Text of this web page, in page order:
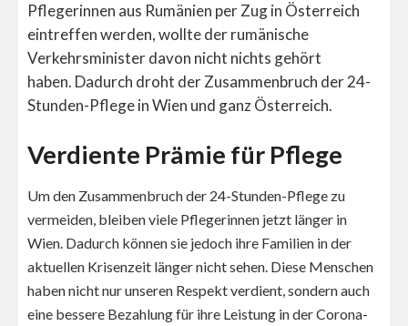
Pflegerinnen aus Rumänien per Zug in Österreich
eintreffen werden, wollte der rumänische
Verkehrsminister davon nicht nichts gehört
haben. Dadurch droht der Zusammenbruch der 24-
Stunden-Pflege in Wien und ganz Österreich.
Verdiente Prämie für Pflege
Um den Zusammenbruch der 24-Stunden-Pflege zu
vermeiden, bleiben viele Pflegerinnen jetzt länger in
Wien. Dadurch können sie jedoch ihre Familien in der
aktuellen Krisenzeit länger nicht sehen. Diese Menschen
haben nicht nur unseren Respekt verdient, sondern auch
eine bessere Bezahlung für ihre Leistung in der Corona-